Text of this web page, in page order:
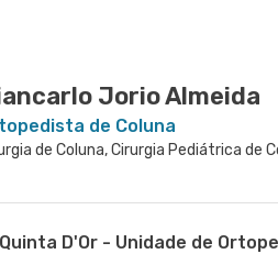
Jorio Almeida
de Coluna
de Coluna, Cirurgia Pediátrica de
D'Or - Unidade de